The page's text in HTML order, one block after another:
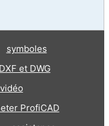
symboles
et DWG
ProfiCAD